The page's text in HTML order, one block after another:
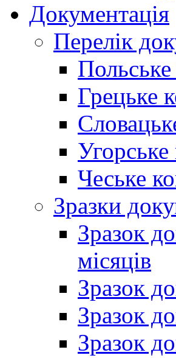
Документація
Перелік
Польське
Грецьке
Угорське
Чеське
Зразки
Зразок
місяців
Зразок
Зразок
Зразок